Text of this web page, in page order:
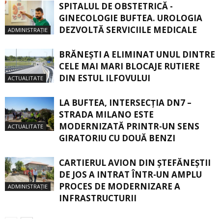
ADMINISTRAȚIE
SPITALUL DE OBSTETRICĂ -
GINECOLOGIE BUFTEA. UROLOGIA
DEZVOLTĂ SERVICIILE MEDICALE
ACTUALITATE
BRĂNEȘTI A ELIMINAT UNUL DINTRE
CELE MAI MARI BLOCAJE RUTIERE
DIN ESTUL ILFOVULUI
ACTUALITATE
LA BUFTEA, INTERSECŢIA DN7 –
STRADA MILANO ESTE
MODERNIZATĂ PRINTR-UN SENS
GIRATORIU CU DOUĂ BENZI
ADMINISTRAȚIE
CARTIERUL AVION DIN ŞTEFĂNEŞTII
DE JOS A INTRAT ÎNTR-UN AMPLU
PROCES DE MODERNIZARE A
INFRASTRUCTURII